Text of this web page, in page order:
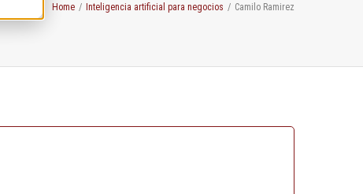
Home / Inteligencia artificial para negocios / Camilo Ramirez